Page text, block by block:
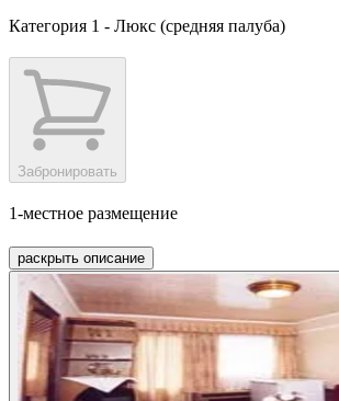
Категория 1 - Люкс (средняя палуба)
Забронировать
1-местное размещение
раскрыть описание